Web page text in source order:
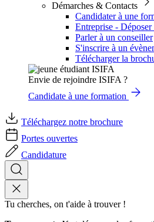
Démarches & Contacts
Candidater à une
Entreprise -
Parler à un conseiller
S'inscrire à un
Télécharger la
Envie de rejoindre ISIFA ?
Candidate à une formation
Téléchargez notre brochure
Portes ouvertes
Candidature
Tu cherches, on t'aide à trouver !